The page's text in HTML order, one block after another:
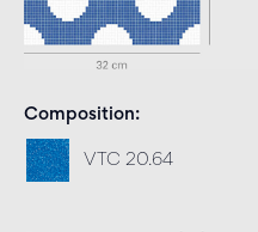
Composition
VTC 20.64